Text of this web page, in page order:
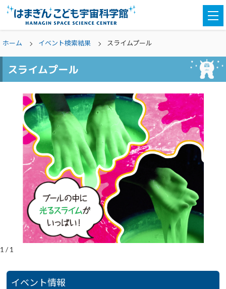
ホーム イベント検索結果 スライムプール
スライムプール
1 /1
イベント情報